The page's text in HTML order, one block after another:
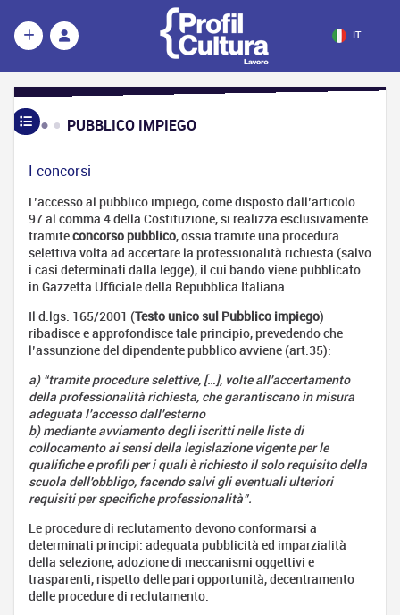
IT
Il
concorsi
Gli enti
pubblici
Tirocinio /
Stage:
guida
pratica alle
convenzioni
Apprendistato:
tipologie e
opportunità
Lavorare
all'estero
Definisci
il tuo
progetto
Trova
un
lavoro
PUBBLICO IMPIEGO
I concorsi
L’accesso al pubblico impiego, come disposto dall’articolo
97 al comma 4 della Costituzione, si realizza esclusivamente
tramiteconcorso pubblico, ossia tramite una procedura
selettiva volta ad accertare la professionalità richiesta (salvo
i casi determinati dalla legge), il cui bando viene pubblicato
in Gazzetta Ufficiale della Repubblica Italiana.
Il d.lgs. 165/2001 (Testo unico sul Pubblico impiego)
ribadisce e approfondisce tale principio, prevedendo che
l’assunzione del dipendente pubblico avviene (art.35):
a) “tramite procedure selettive, […], volte all'accertamento
della professionalità richiesta, che garantiscano in misura
adeguata l'accesso dall'esterno
b) mediante avviamento degli iscritti nelle liste di
collocamento ai sensi della legislazione vigente per le
qualifiche e profili per i quali è richiesto il solo requisito della
scuola dell'obbligo, facendo salvi gli eventuali ulteriori
requisiti per specifiche professionalità”.
Le procedure di reclutamento devono conformarsi a
determinati principi: adeguata pubblicità ed imparzialità
della selezione, adozione di meccanismi oggettivi e
trasparenti, rispetto delle pari opportunità, decentramento
delle procedure di reclutamento.